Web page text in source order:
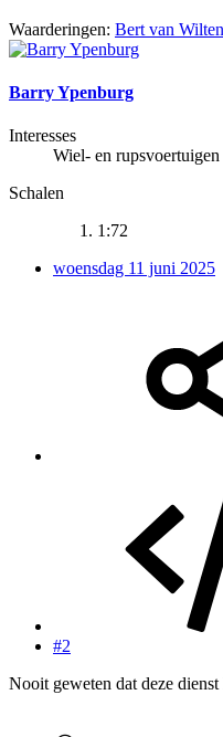
Waarderingen: Bert van
Barry Ypenburg
Interesses
Wiel- en
Schalen
1:72
woensdag 11 juni 2025
#2
Nooit geweten dat deze